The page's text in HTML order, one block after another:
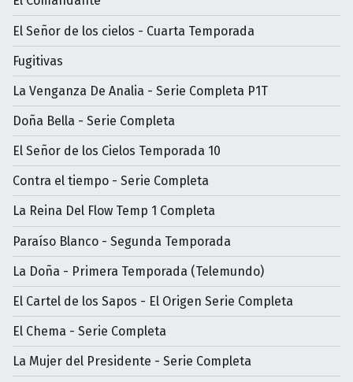
El Señor de los cielos - Cuarta Temporada
Fugitivas
La Venganza De Analia - Serie Completa P1T
Doña Bella - Serie Completa
El Señor de los Cielos Temporada 10
Contra el tiempo - Serie Completa
La Reina Del Flow Temp 1 Completa
Paraíso Blanco - Segunda Temporada
La Doña - Primera Temporada (Telemundo)
El Cartel de los Sapos - El Origen Serie Completa
El Chema - Serie Completa
La Mujer del Presidente - Serie Completa